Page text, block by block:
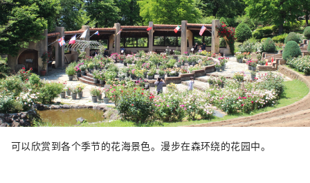
可以欣赏到各个季节的花海景色。漫步在森环绕的花园中。